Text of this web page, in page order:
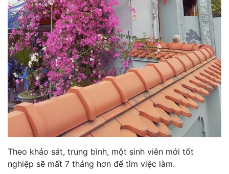
Theo khảo sát, trung bình, một sinh viên mới tốt
nghiệp sẽ mất 7 tháng hơn để tìm việc làm.